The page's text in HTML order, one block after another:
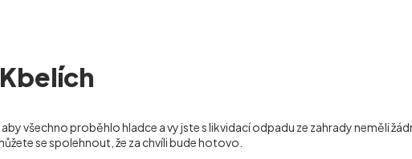
, aby všechno proběhlo hladce a vy jste s likvidací odpadu ze zahrady neměli
se spolehnout, že za chvíli bude hotovo.